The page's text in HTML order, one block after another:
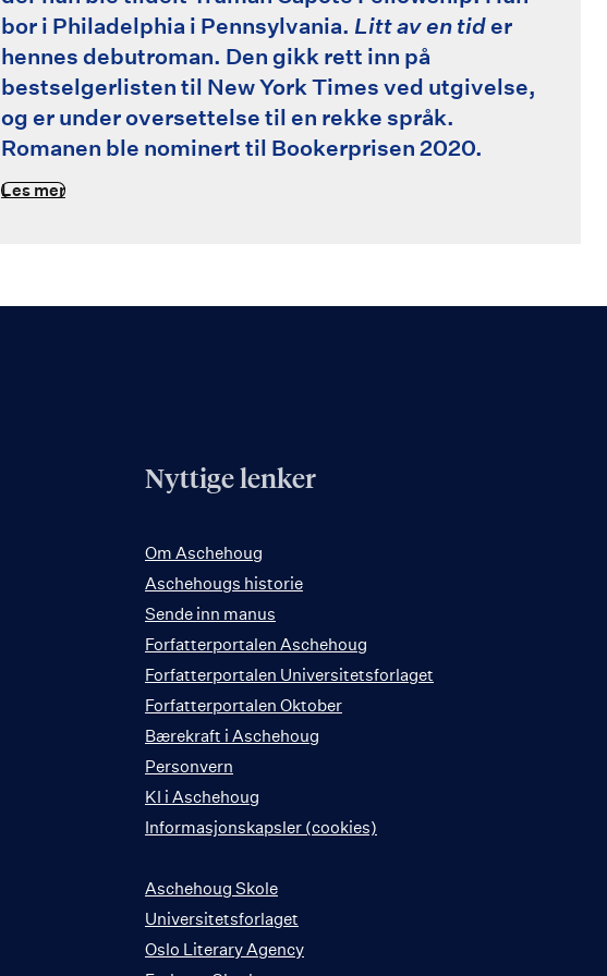
bor i Philadelphia i Pennsylvania. Litt av en tider
hennes debutroman. Den gikk rett inn på
bestselgerlisten til New York Times ved utgivelse,
og er under oversettelse til en rekke språk.
Romanen ble nominert til Bookerprisen 2020.
Les mer
Nyttige lenker
Om Aschehoug
Aschehougs historie
Sende inn manus
Forfatterportalen Aschehoug
Forfatterportalen Universitetsforlaget
Forfatterportalen Oktober
Bærekraft i Aschehoug
Personvern
KI i Aschehoug
Informasjonskapsler (cookies)
Aschehoug Skole
Universitetsforlaget
Oslo Literary Agency